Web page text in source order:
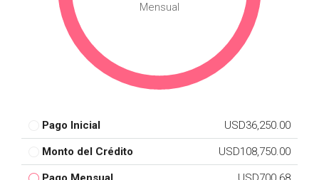
Mensual
Pago Inicial USD36,250.00
Monto del Crédito USD108,750.00